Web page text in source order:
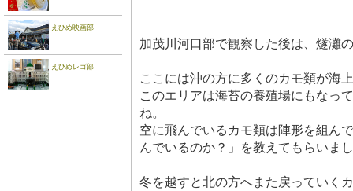
えひめ映画部
えひめレゴ部
加茂川河口部で観察した後は、燧灘
ここには沖の方に多くのカモ類が海
このエリアは海苔の養殖場にもなっ
ね。
空に飛んでいるカモ類は陣形を組ん
んでいるのか？」を教えてもらいま
冬を越すと北の方へまた戻っていく